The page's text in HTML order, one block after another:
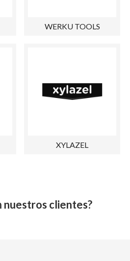
WERKU TOOLS
XYLAZEL
nuestros clientes?